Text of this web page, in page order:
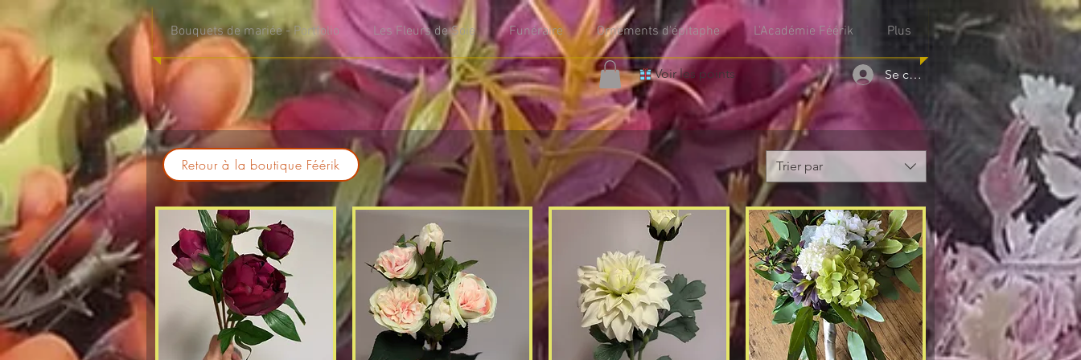
Bouquets de mariée - Portfolio Les Fleurs de Soie Funéraire Ornements d'épitaphe L'Académie Féérik Plus
Se connecter
Voir les points
Trier par
Retour à la boutique Féérik